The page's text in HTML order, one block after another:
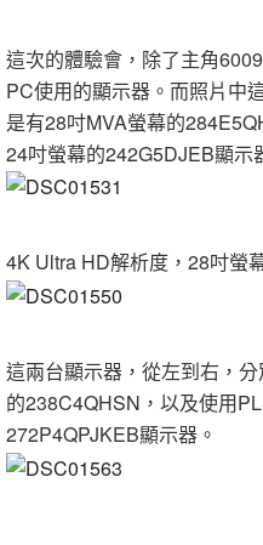
這次的體驗會，除了主角
PC使用的顯示器。而照片中
是有28吋MVA螢幕的
24吋螢幕的242G5DJEB顯示
4K Ultra HD解析度，28吋螢
這兩台顯示器，從左到右，
的238C4QHSN，以及使用
272P4QPJKEB顯示器。